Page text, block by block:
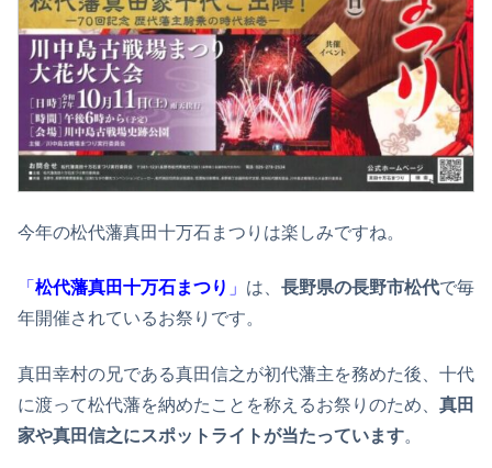
今年の松代藩真田十万石まつりは楽しみですね。
「 松代藩真田十万石まつり 」 は、 長野県の長野市松代で毎
年開催されているお祭りです。
真田幸村の兄である真田信之が初代藩主を務めた後、十代
に渡って松代藩を納めたことを称えるお祭りのため、 真田
家や真田信之にスポットライトが当たっています。